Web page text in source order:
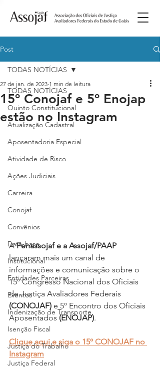
Post
TODAS NOTÍCIAS
Quinto Constitucional
Atualização Cadastral
Aposentadoria Especial
Atividade de Risco
Ações Judiciais
Carreira
Conojaf
Convênios
Data-base
Institucional
Entidades Parceiras
Eventos
Indenização de Transporte
Isenção Fiscal
Justiça do Trabalho
Justiça Federal
TODAS NOTÍCIAS
15º Conojaf e 5º Enojap
estão no Instagram
27 de jan. de 2023 1 min de leitura
A Fenassojaf e a Assojaf/PAAP
lançaram mais um canal de
informações e comunicação sobre o
15º Congresso Nacional dos Oficiais
de Justiça Avaliadores Federais
(CONOJAF) e 5º Encontro dos Oficiais
Aposentados (ENOJAP).
Clique aqui e siga o 15º CONOJAF no
Instagram